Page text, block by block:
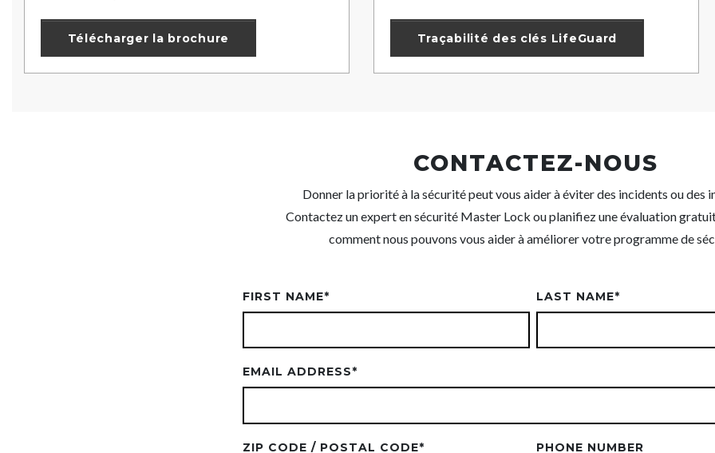
Télécharger la brochure Traçabilité des clés LifeGuard
CONTACTEZ-NOUS
Donner la priorité à la sécurité peut vous aider à éviter des incidents ou des
Contactez un expert en sécurité Master Lock ou planifiez une évaluation
comment nous pouvons vous aider à améliorer votre programme de
FIRST NAME* LAST NAME*
EMAIL ADDRESS*
ZIP CODE / POSTAL CODE* PHONE NUMBER